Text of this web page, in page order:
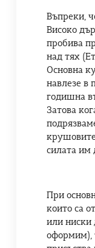
Въпреки,
Високо
пробива
над тях
Основна
навлезе в
годишна
Затова
силата им
При
които са
или ниски
оформим),